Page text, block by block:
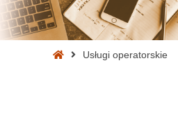
StronaUsługi operatorskie